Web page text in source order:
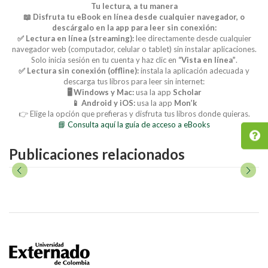
Tu lectura, a tu manera
📖 Disfruta tu eBook en línea desde cualquier navegador, o
descárgalo en la app para leer sin conexión:
✅ Lectura en línea (streaming):lee directamente desde cualquier
navegador web (computador, celular o tablet) sin instalar aplicaciones.
Solo inicia sesión en tu cuenta y haz clic en “Vista en línea”.
✅ Lectura sin conexión (offline):instala la aplicación adecuada y
descarga tus libros para leer sin internet:
🖥️ Windows y Mac:usa la app Scholar
📱 Android y iOS:usa la app Mon’k
👉 Elige la opción que prefieras y disfruta tus libros donde quieras.
📘 Consulta aquí la guía de acceso a eBooks
Publicaciones relacionados